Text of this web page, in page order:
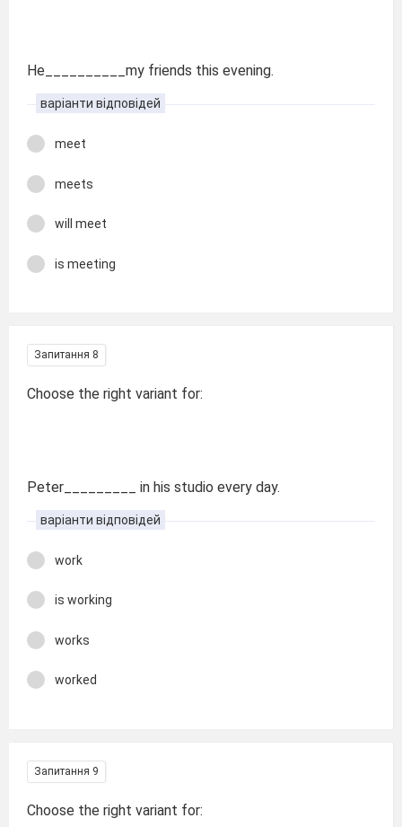
He__________my friends this evening.
варіанти відповідей
meet
meets
will meet
is meeting
Запитання 8
Choose the right variant for:
Peter_________ in his studio every day.
варіанти відповідей
work
is working
works
worked
Запитання 9
Choose the right variant for: